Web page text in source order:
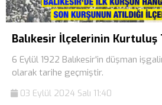
Balıkesir İlçelerinin Kurtuluş
6 Eylül 1922 Balıkesir'in düşman
olarak tarihe geçmiştir.
03 Eylül 2024 Salı 11:40